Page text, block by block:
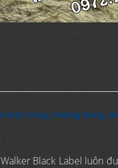
một trong những dòng
Black Label luôn